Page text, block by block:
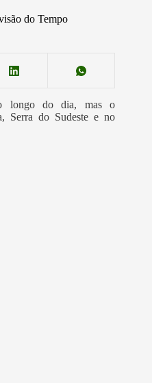
do Tempo
longo do dia, mas o
Serra do Sudeste e no